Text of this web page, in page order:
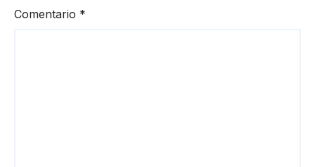
Comentario *